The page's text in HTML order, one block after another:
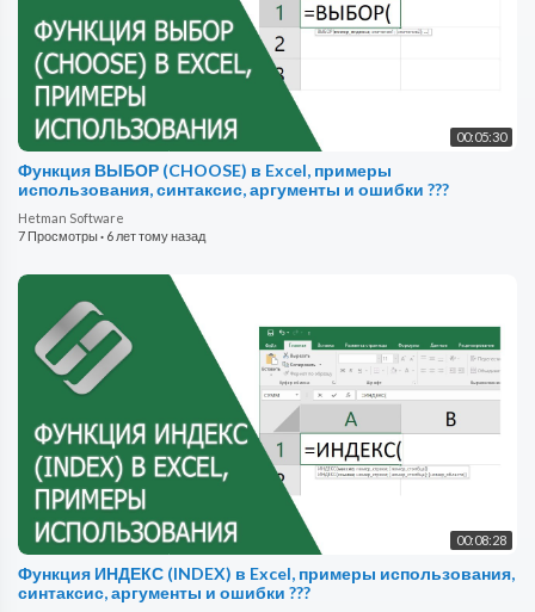
00:05:30
Функция ВЫБОР (CHOOSE) в Excel, примеры
использования, синтаксис, аргументы и ошибки ???
Hetman Software
7 Просмотры· 6 лет тому назад
00:08:28
Функция ИНДЕКС (INDEX) в Excel, примеры использования,
синтаксис, аргументы и ошибки ???